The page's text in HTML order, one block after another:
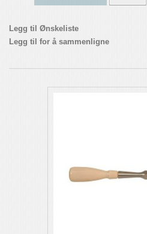
Legg til Ønskeliste
Legg til for å sammenligne